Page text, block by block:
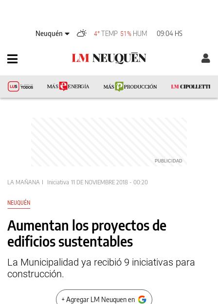
Neuquén 4°TEMP 51% HUM 09:04 HS
LA MAÑANA Iniciativa 11 DE NOVIEMBRE 2018 - 00:20
NEUQUÉN
Aumentan los proyectos de
edificios sustentables
La Municipalidad ya recibió 9 iniciativas para
construcción.
+ Agregar LM Neuquen en